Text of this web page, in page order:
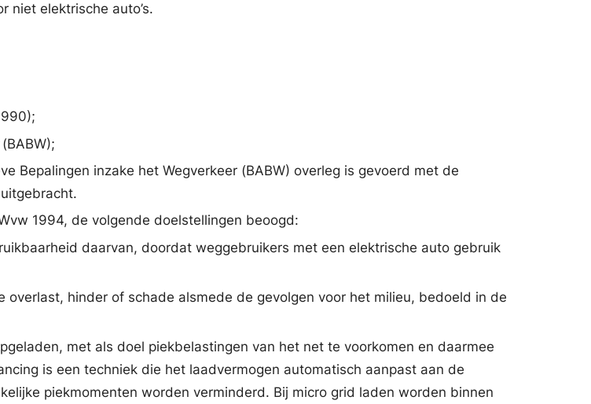
niet elektrische auto’s.
Bepalingen inzake het Wegverkeer (BABW) overleg is gevoerd met de
1994, de volgende doelstellingen beoogd:
daarvan, doordat weggebruikers met een elektrische auto gebruik
hinder of schade alsmede de gevolgen voor het milieu, bedoeld in de
met als doel piekbelastingen van het net te voorkomen en daarmee
is een techniek die het laadvermogen automatisch aanpast aan de
piekmomenten worden verminderd. Bij micro grid laden worden binnen